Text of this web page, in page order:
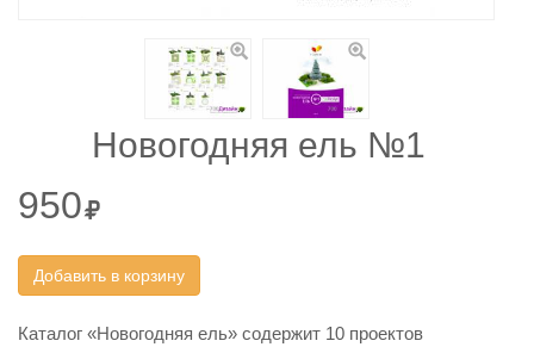
Новогодняя ель №1
950
Добавить в корзину
Каталог «Новогодняя ель» содержит 10 проектов